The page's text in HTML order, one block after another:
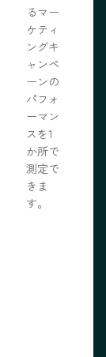
るマー
ケティ
ングキ
ャンペ
ーンの
パフォ
ーマン
スを1
か所で
測定で
きま
す。